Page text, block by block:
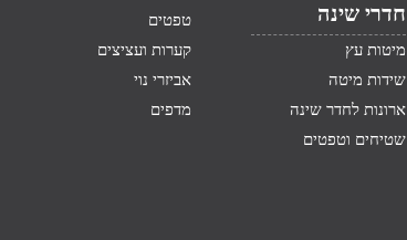
חדרי שינה
מיטות עץ
שידות מיטה
ארונות לחדר שינה
שטיחים וטפטים
טפטים
קערות ועציצים
אביזרי נוי
מדפים